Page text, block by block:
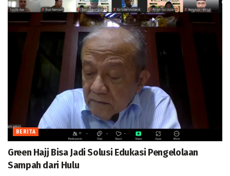
BERITA
Green Hajj Bisa Jadi Solusi Edukasi Pengelolaan
Sampah dari Hulu